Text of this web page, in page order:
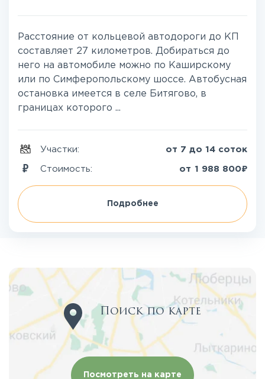
Расстояние от кольцевой автодороги до КП
составляет 27 километров. Добираться до
него на автомобиле можно по Каширскому
или по Симферопольскому шоссе. Автобусная
остановка имеется в селе Битягово, в
границах которого ...
Участки: от 7 до 14 соток
Стоимость: от 1 988 800₽
Подробнее
Поиск по карте
Посмотреть на карте